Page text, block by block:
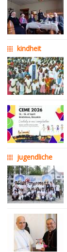
kindheit
jugendliche